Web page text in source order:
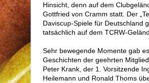
Hinsicht, denn auf dem
Gottfried von Cramm statt. Der
Daviscup-Spiele für Deutschland
tatsächlich auf dem TCRW-
Sehr bewegende Momente gab
Geschichten der geehrten
Peter Krank, der 1. Vorsitzende
Heilemann und Ronald Thoms